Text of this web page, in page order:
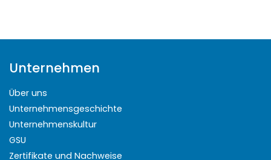
Unternehmen
Über uns
Unternehmensgeschichte
Unternehmenskultur
GSU
Zertifikate und Nachweise